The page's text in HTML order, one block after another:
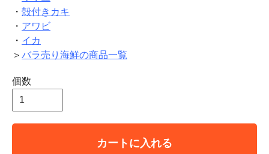
・ 殻付きカキ
・ アワビ
・ イカ
＞ バラ売り海鮮の商品一覧
個数
カートに入れる